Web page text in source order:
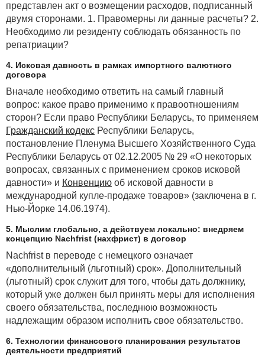
представлен акт о возмещении расходов, подписанный
двумя сторонами. 1. Правомерны ли данные расчеты? 2.
Необходимо ли резиденту соблюдать обязанность по
репатриации?
4. Исковая давность в рамках импортного валютного
договора
Вначале необходимо ответить на самый главный
вопрос: какое право применимо к правоотношениям
сторон? Если право Республики Беларусь, то применяем
Гражданский кодекс Республики Беларусь,
постановление Пленума Высшего Хозяйственного Суда
Республики Беларусь от 02.12.2005 № 29 «О некоторых
вопросах, связанных с применением сроков исковой
давности» и Конвенцию об исковой давности в
международной купле-продаже товаров» (заключена в г.
Нью-Йорке 14.06.1974).
5. Мыслим глобально, а действуем локально: внедряем
концепцию Nachfrist (нахфрист) в договор
Nachfrist в переводе с немецкого означает
«дополнительный (льготный) срок». Дополнительный
(льготный) срок служит для того, чтобы дать должнику,
который уже должен был принять меры для исполнения
своего обязательства, последнюю возможность
надлежащим образом исполнить свое обязательство.
6. Технологии финансового планирования результатов
деятельности предприятий